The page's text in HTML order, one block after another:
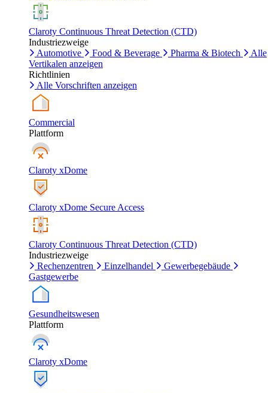
Claroty Continuous Threat Detection (CTD)
Industriezweige
Automotive
Food & Beverage Pharma & Biotech
Alle
Vertikalen anzeigen
Richtlinien
Alle Vorschriften anzeigen
Commercial
Plattform
Claroty xDome
Claroty xDome Secure Access
Claroty Continuous Threat Detection (CTD)
Industriezweige
Rechenzentren
Einzelhandel
Gewerbegebäude
Gastgewerbe
Gesundheitswesen
Plattform
Claroty xDome